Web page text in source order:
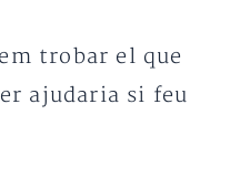
trobar el que
ajudaria si feu